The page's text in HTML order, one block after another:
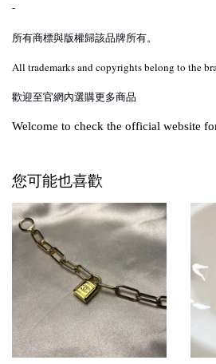
-
所有商標與版權歸該品牌所有。
All trademarks and copyrights belong to the
歡迎至官網內選購更多商品
Welcome to check the official website
您可能也喜歡